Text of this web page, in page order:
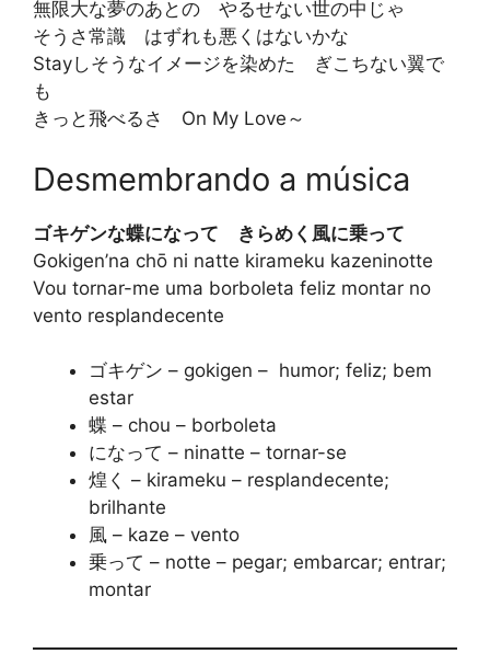
無限大な夢のあとの やるせない世の中じゃ
そうさ常識 はずれも悪くはないかな
Stayしそうなイメージを染めた ぎこちない翼で
も
きっと飛べるさ On My Love～
Desmembrando a música
ゴキゲンな蝶になって きらめく風に乗って
Gokigen’na chō ni natte kirameku kazeninotte
Vou tornar-me uma borboleta feliz montar no
vento resplandecente
ゴキゲン – gokigen – humor; feliz; bem
estar
蝶 – chou – borboleta
になって – ninatte – tornar-se
煌く – kirameku – resplandecente;
brilhante
風 – kaze – vento
乗って – notte – pegar; embarcar; entrar;
montar